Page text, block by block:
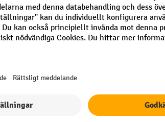
Körhastighet med/
Körsträcka
initiallyft/